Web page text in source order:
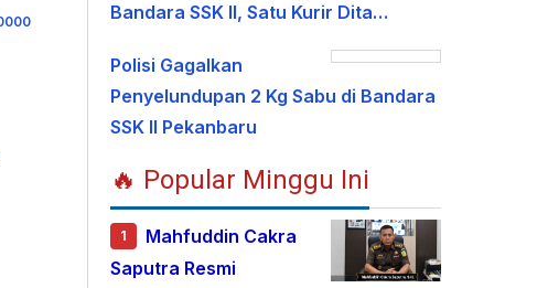
Bandara SSK II, Satu Kurir Dita…
Polisi Gagalkan
Penyelundupan 2 Kg Sabu di Bandara
SSK II Pekanbaru
🔥 Popular Minggu Ini
1
Mahfuddin Cakra
Saputra Resmi